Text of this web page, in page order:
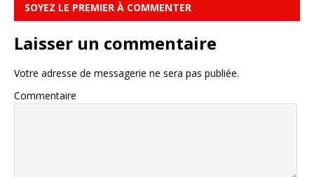
SOYEZ LE PREMIER À COMMENTER
Laisser un commentaire
Votre adresse de messagerie ne sera pas publiée.
Commentaire